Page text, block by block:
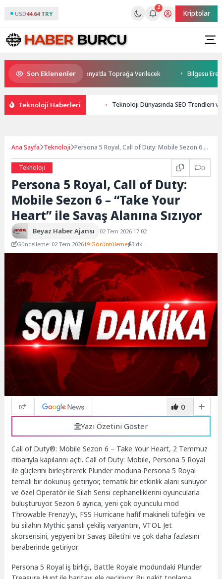
USD44.64 TRY
2
Kriptolar
Son Eklenenler
Kaybetti: Kuzey Makedonya’da Toprağa Verilecek Bilgesu Erenus
Teknoloji Haberleri Teknoloji Dünyasında SEO Trendleri
Ana Sayfa Teknoloji Persona 5 Royal, Call of Duty: Mobile Sezon 6 –
Teknoloji
0
Persona 5 Royal, Call of Duty:
Mobile Sezon 6 – “Take Your
Heart” ile Savaş Alanına Sızıyor
Beyaz Haber Ajansı
02 Tem 2026 17:02
Güncelleme: 02 Tem 202619 Görüntüleme 3 dk.
0
Yazı Özetini Göster
Call of Duty®: Mobile Sezon 6 – Take Your Heart, 2 Temmuz
itibarıyla kapılarını açtı. Call of Duty: Mobile, Persona 5 Royal
ile güçlerini birleştirerek Plunder moduna Persona 5 Royal
temalı bir dokunuş getiriyor, tematik bir etkinlik alanı sunuyor
ve özel Operatör ile Silah Serisi cephaneliklerini oyuncularla
buluşturuyor. Sezon 6 ayrıca, yeni çok oyunculu mod
Throwable Frenzy’yi, FSS Hurricane hafif makineli tüfeğini ve
bu silahın Mythic şanslı çekiliş varyantını, VTOL Jet
skorserisini, yepyeni bir Savaş Bileti’ni ve çok daha fazlasını
beraberinde getiriyor.
Persona 5 Royal iş birliği, Battle Royale modundaki Plunder